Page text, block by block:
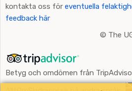
kontakta oss för eventuella
feedback här
© The
Betyg och omdömen från